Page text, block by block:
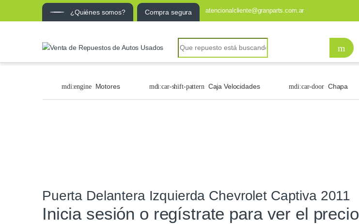
¿Quiénes somos? Compra segura atencionalcliente@granparts.com.ar
Motores Caja Velocidades Chapa
Puerta Delantera Izquierda Chevrolet Captiva 2011
Inicia sesión o regístrate para ver el precio